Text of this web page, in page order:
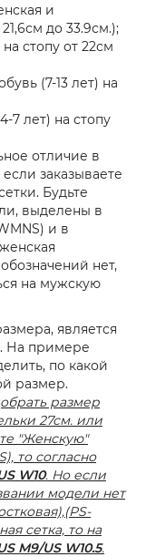
и
до 33.9см.);
стопу от 22см
(7-13 лет) на
7 лет) на стопу
отличие в
заказываете
Будьте
выделены в
и в
нет,
на мужскую
является
На примере
по какой
размер.
размер
27см. или
"Женскую"
то согласно
W10. Но если
модели нет
сетка, то на
M9/US W10.5.